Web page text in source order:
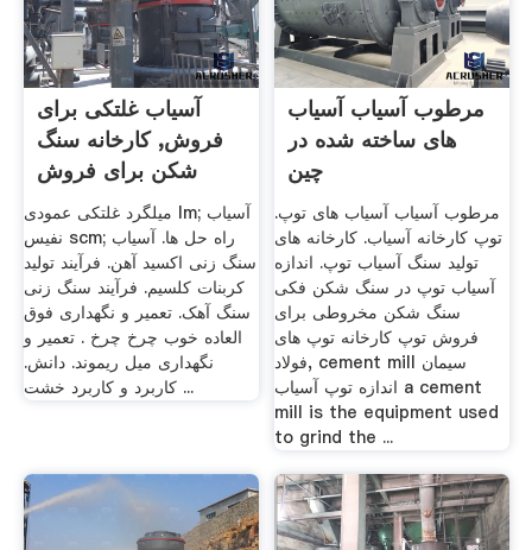
آسیاب غلتکی برای
فروش, کارخانه سنگ
شکن برای فروش
میلگرد غلتکی عمودی lm; آسیاب
نفیس scm; راه حل ها. آسیاب
سنگ زنی اکسید آهن. فرآیند تولید
کربنات کلسیم. فرآیند سنگ زنی
سنگ آهک. تعمیر و نگهداری فوق
العاده خوب چرخ چرخ . تعمیر و
نگهداری میل ریموند. دانش.
کاربرد و کاربرد خشت ...
مرطوب آسیاب آسیاب
های ساخته شده در
چین
مرطوب آسیاب آسیاب های توپ.
توپ کارخانه آسیاب. کارخانه های
تولید سنگ آسیاب توپ. اندازه
آسیاب توپ در سنگ شکن فکی
سنگ شکن مخروطی برای
فروش توپ کارخانه توپ های
فولاد, cement mill سیمان
اندازه توپ آسیاب a cement
mill is the equipment used
to grind the ...